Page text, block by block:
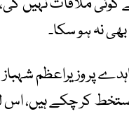
ملاقات نہیں
نہ ہو سکا۔
پر وزیراعظم
کر چکے ہیں،